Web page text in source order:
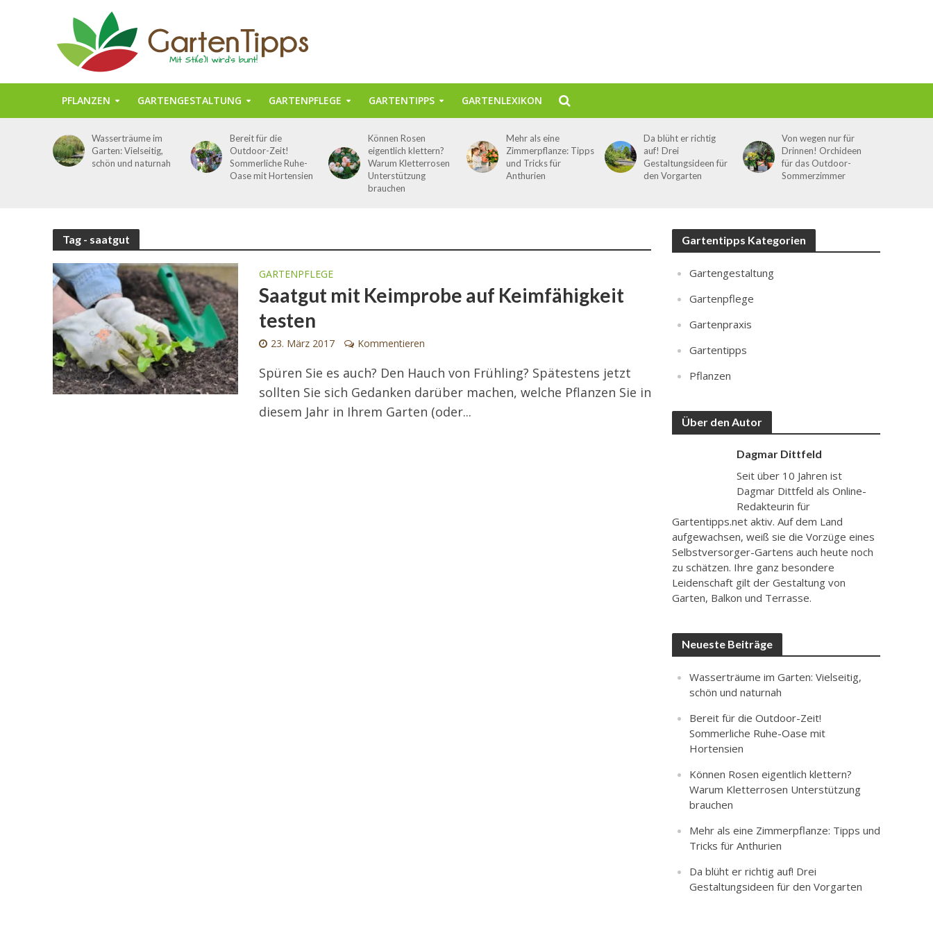
PFLANZEN GARTENGESTALTUNG GARTENPFLEGE GARTENTIPPS GARTENLEXIKON
Wasserträume im
Garten: Vielseitig,
schön und naturnah
Bereit für die
Outdoor-Zeit!
Sommerliche Ruhe-
Oase mit Hortensien
Können Rosen
eigentlich klettern?
Warum Kletterrosen
Unterstützung
brauchen
Mehr als eine
Zimmerpflanze: Tipps
und Tricks für
Anthurien
Da blüht er richtig
auf! Drei
Gestaltungsideen für
den Vorgarten
Von wegen nur für
Drinnen! Orchideen
für das Outdoor-
Sommerzimmer
Tag - saatgut
GARTENPFLEGE
Saatgut mit Keimprobe auf Keimfähigkeit
testen
23. März 2017 Kommentieren
Spüren Sie es auch? Den Hauch von Frühling? Spätestens jetzt
sollten Sie sich Gedanken darüber machen, welche Pflanzen Sie in
diesem Jahr in Ihrem Garten (oder...
Gartentipps Kategorien
Gartengestaltung
Gartenpflege
Gartenpraxis
Gartentipps
Pflanzen
Über den Autor
Dagmar Dittfeld
Seit über 10 Jahren ist
Dagmar Dittfeld als Online-
Redakteurin für
Gartentipps.net aktiv. Auf dem Land
aufgewachsen, weiß sie die Vorzüge eines
Selbstversorger-Gartens auch heute noch
zu schätzen. Ihre ganz besondere
Leidenschaft gilt der Gestaltung von
Garten, Balkon und Terrasse.
Neueste Beiträge
Wasserträume im Garten: Vielseitig,
schön und naturnah
Bereit für die Outdoor-Zeit!
Sommerliche Ruhe-Oase mit
Hortensien
Können Rosen eigentlich klettern?
Warum Kletterrosen Unterstützung
brauchen
Mehr als eine Zimmerpflanze: Tipps und
Tricks für Anthurien
Da blüht er richtig auf! Drei
Gestaltungsideen für den Vorgarten